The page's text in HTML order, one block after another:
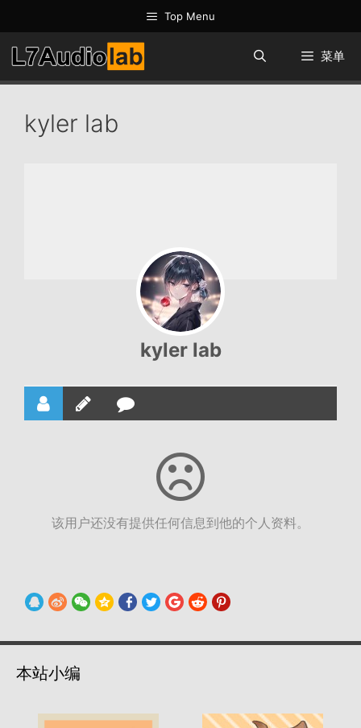
至
内
容
Top Menu
菜单
kyler lab
kyler lab
该用户还没有提供任何信息到他的个人资料。
本站小编